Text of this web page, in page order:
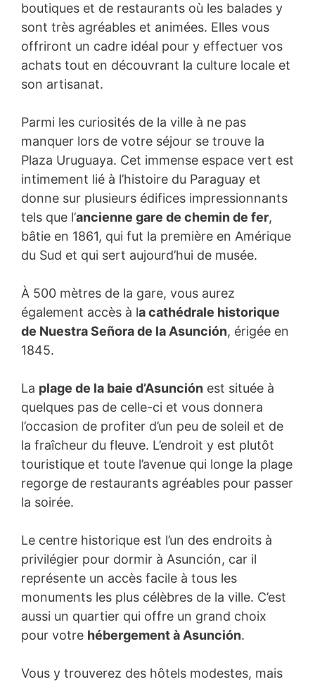
boutiques et de restaurants où les balades y
sont très agréables et animées. Elles vous
offriront un cadre idéal pour y effectuer vos
achats tout en découvrant la culture locale et
son artisanat.
Parmi les curiosités de la ville à ne pas
manquer lors de votre séjour se trouve la
Plaza Uruguaya. Cet immense espace vert est
intimement lié à l’histoire du Paraguay et
donne sur plusieurs édifices impressionnants
tels que l’ancienne gare de chemin de fer,
bâtie en 1861, qui fut la première en Amérique
du Sud et qui sert aujourd’hui de musée.
À 500 mètres de la gare, vous aurez
également accès à la cathédrale historique
de Nuestra Señora de la Asunción, érigée en
1845.
La plage de la baie d’Asunción est située à
quelques pas de celle-ci et vous donnera
l’occasion de profiter d’un peu de soleil et de
la fraîcheur du fleuve. L’endroit y est plutôt
touristique et toute l’avenue qui longe la plage
regorge de restaurants agréables pour passer
la soirée.
Le centre historique est l’un des endroits à
privilégier pour dormir à Asunción, car il
représente un accès facile à tous les
monuments les plus célèbres de la ville. C’est
aussi un quartier qui offre un grand choix
pour votre hébergement à Asunción.
Vous y trouverez des hôtels modestes, mais